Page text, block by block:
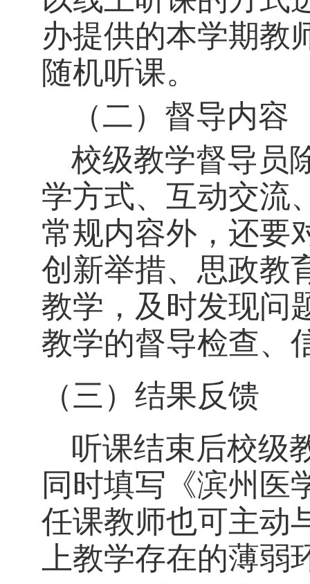
办提供的本学期教
随机听课。
（二）督导内容
校级教学督导员
学方式、互动交流
常规内容外，还要
创新举措、思政教
教学，及时发现问
教学的督导检查、
（三） 结果反馈
听课结束后校级
同时填写《滨州医
任课教师也可主动
上教学存在的薄弱